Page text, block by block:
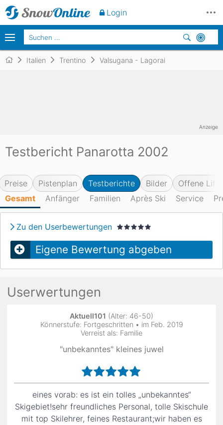
Italien Trentino Valsugana - Lagorai
Testbericht Panarotta 2002
Preise Pistenplan Testberichte Bilder
Offene
Gesamt
Anfänger Familien Après Ski Service
Zu den Userbewertungen
Eigene Bewertung abgeben
Userwertungen
Aktuell101 (Alter: 46-50)
Könnerstufe: Fortgeschritten • im Feb. 2019
Verreist als: Familie
"unbekanntes" kleines juwel
eines vorab: es ist ein tolles „unbekanntes“
Skigebiet!sehr freundliches Personal, tolle Skischule
mit top Skilehrer, feines Restaurant;wir haben es
Anzeige
Login